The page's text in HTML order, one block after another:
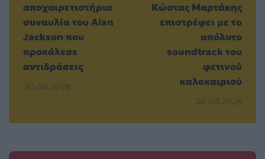
αποχαιρετιστήρια
συναυλία του Alan
Jackson που
προκάλεσε
αντιδράσεις
30.06.2026
Κώστας Μαρτάκης
επιστρέφει με το
απόλυτο
soundtrack του
φετινού
καλοκαιριού
30.06.2026